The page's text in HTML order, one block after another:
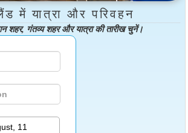
में यात्रा और परिवहन
शहर, गंतव्य शहर और यात्रा की तारीख चुनें।
11